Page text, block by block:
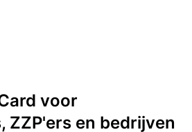
voor
ZZP'ers en bedrijven